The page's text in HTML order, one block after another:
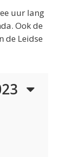
uur lang
Ook de
de Leidse